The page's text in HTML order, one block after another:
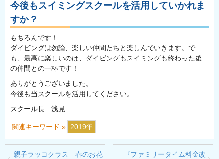
今後もスイミングスクールを活用していかれま
すか？
もちろんです！
ダイビングは勿論、楽しい仲間たちと楽しんでいきます。で
も、最高に楽しいのは、ダイビングもスイミングも終わった後
の仲間との一杯です！
ありがとうございました。
今後も当スクールを活用してください。
スクール長 浅見
関連キーワード » 2019年
親子ラッコクラス 春のお花
『ファミリータイム料金改